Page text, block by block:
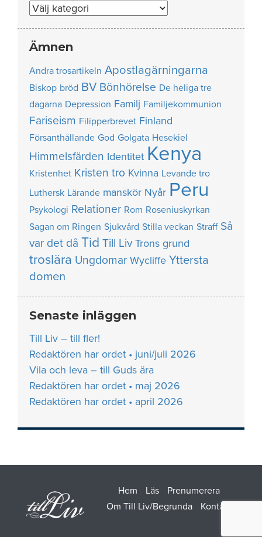
Nummer
Ämnen
Andra trosartikeln Apostlagärningarna
Biskop bröd BV Bönhörelse De heliga tre
dagarna Depression Familj Familjekommunion
Fariseism Filipperbrevet Finland
Försanthållande God Golgata Hesekiel
Himmelsfärden Identitet Kenya
Kristenhet Kristen tro Kvinna Levande tro
Luthersk Lärande manskör Nyår Peru
Psykologi Relationer Rom Roseniuskyrkan
Sagan om Ringen Sjukvård Stilla veckan Straff Så
var det då Tid Till Liv Trons grund
troslära Ungdomar Wycliffe Yttersta
domen
Senaste inläggen
Till Liv – till fler!
Redaktören har ordet • juni/juli 2026
Vila och leva – till Guds ära
Redaktören har ordet • maj 2026
Redaktören har ordet • april 2026
Hem Läs
Prenumerera
Om Till Liv/Begrunda
Kontakt